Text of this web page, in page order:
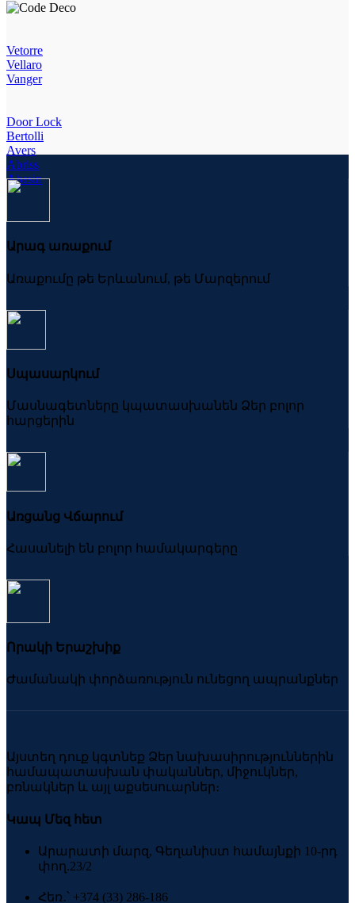
Vetorre
Vellaro
Vanger
Door Lock
Bertolli
Avers
Abriss
Abasin
Արագ առաքում
Առաքումը թե Երևանում, թե Մարզերում
Սպասարկում
Մասնագետները կպատասխանեն Ձեր բոլոր
հարցերին
Առցանց Վճարում
Հասանելի են բոլոր համակարգերը
Որակի Երաշխիք
Ժամանակի փորձառություն ունեցող ապրանքներ
Այստեղ դուք կգտնեք Ձեր նախասիրություններին
համապատասխան փականներ, միջուկներ,
բռնակներ և այլ աքսեսուարներ։
Կապ Մեզ հետ
Արարատի մարզ, Գեղանիստ համայնքի 10-րդ
փող.23/2
Հեռ․՝ +374 (33) 286-186